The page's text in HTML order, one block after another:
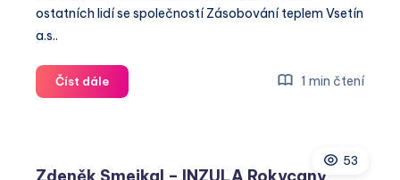
ostatních lidí se společností Zásobování teplem Vsetín
a.s..
Číst dáleZásobování
teplem
1 min čtení
53
Zdeněk Smejkal – INZULA Rokycany